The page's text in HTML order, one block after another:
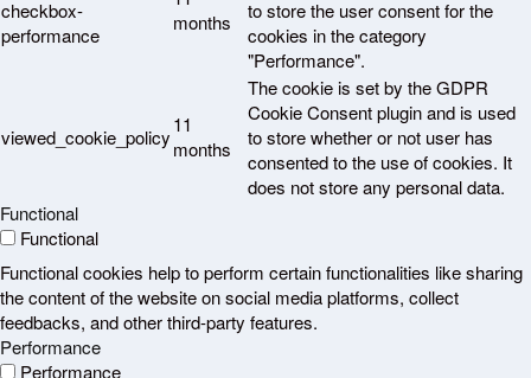
checkbox-
performance
months
to store the user consent for the
cookies in the category
"Performance".
viewed_cookie_policy
11
months
The cookie is set by the GDPR
Cookie Consent plugin and is used
to store whether or not user has
consented to the use of cookies. It
does not store any personal data.
Functional
Functional
Functional cookies help to perform certain functionalities like sharing
the content of the website on social media platforms, collect
feedbacks, and other third-party features.
Performance
Performance